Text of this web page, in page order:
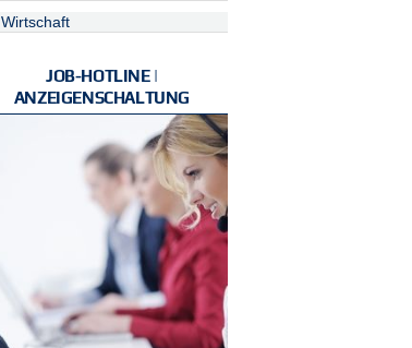
Wirtschaft
JOB-HOTLINE |
ANZEIGENSCHALTUNG